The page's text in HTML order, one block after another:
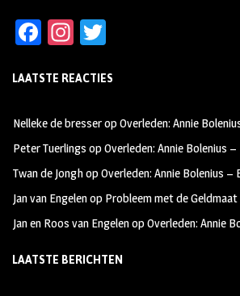
Fa
b
oo
k
In
ag
m
tt
LAATSTE REACTIES
Nelleke de bresseropOverleden: Annie
Peter Tuerlings opOverleden: Annie Bolenius
Twan de JonghopOverleden: Annie Bolenius –
Jan van Engelenop Probleem met de Geldmaat
Jan en Roos van EngelenopOverleden: Annie
LAATSTE BERICHTEN